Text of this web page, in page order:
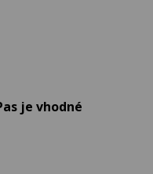
je vhodné